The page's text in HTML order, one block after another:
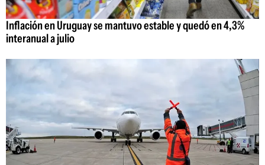
Inflación en Uruguay se mantuvo estable y quedó en 4,3%
interanual a julio